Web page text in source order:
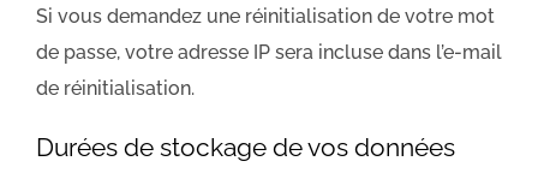
Si vous demandez une réinitialisation de votre mot
de passe, votre adresse IP sera incluse dans l’e-mail
de réinitialisation.
Durées de stockage de vos données